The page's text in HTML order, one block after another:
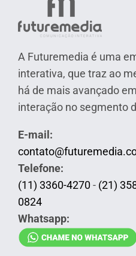
A Futuremedia é uma
interativa, que traz ao
há de mais avançado
interação no segmento
E-mail:
Telefone:
(11) 3360-4270 - (21)
0824
Whatsapp: